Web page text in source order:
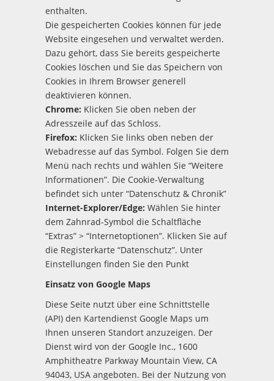
enthalten.
Die gespeicherten Cookies können für jede
Website eingesehen und verwaltet werden.
Dazu gehört, dass Sie bereits gespeicherte
Cookies löschen und Sie das Speichern von
Cookies in Ihrem Browser generell
deaktivieren können.
Chrome: Klicken Sie oben neben der
Adresszeile auf das Schloss.
Firefox: Klicken Sie links oben neben der
Webadresse auf das Symbol. Folgen Sie dem
Menü nach rechts und wählen Sie “Weitere
Informationen”. Die Cookie-Verwaltung
befindet sich unter “Datenschutz & Chronik”
Internet-Explorer/Edge: Wählen Sie hinter
dem Zahnrad-Symbol die Schaltfläche
“Extras” > “Internetoptionen”. Klicken Sie auf
die Registerkarte “Datenschutz”. Unter
Einstellungen finden Sie den Punkt
Einsatz von Google Maps
Diese Seite nutzt über eine Schnittstelle
(API) den Kartendienst Google Maps um
Ihnen unseren Standort anzuzeigen. Der
Dienst wird von der Google Inc., 1600
Amphitheatre Parkway Mountain View, CA
94043, USA angeboten. Bei der Nutzung von